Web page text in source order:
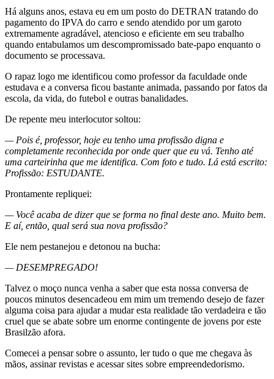
Há alguns anos, estava eu em um posto do DETRAN tratando do
pagamento do IPVA do carro e sendo atendido por um garoto
extremamente agradável, atencioso e eficiente em seu trabalho
quando entabulamos um descompromissado bate-papo enquanto o
documento se processava.
O rapaz logo me identificou como professor da faculdade onde
estudava e a conversa ficou bastante animada, passando por fatos da
escola, da vida, do futebol e outras banalidades.
De repente meu interlocutor soltou:
— Pois é, professor, hoje eu tenho uma profissão digna e
completamente reconhecida por onde quer que eu vá. Tenho até
uma carteirinha que me identifica. Com foto e tudo. Lá está escrito:
Profissão: ESTUDANTE.
Prontamente repliquei:
— Você acaba de dizer que se forma no final deste ano. Muito bem.
E aí, então, qual será sua nova profissão?
Ele nem pestanejou e detonou na bucha:
— DESEMPREGADO!
Talvez o moço nunca venha a saber que esta nossa conversa de
poucos minutos desencadeou em mim um tremendo desejo de fazer
alguma coisa para ajudar a mudar esta realidade tão verdadeira e tão
cruel que se abate sobre um enorme contingente de jovens por este
Brasilzão afora.
Comecei a pensar sobre o assunto, ler tudo o que me chegava às
mãos, assinar revistas e acessar sites sobre empreendedorismo.